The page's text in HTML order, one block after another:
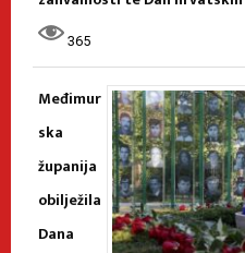
365
Međimur
ska
županija
obilježila
Dana